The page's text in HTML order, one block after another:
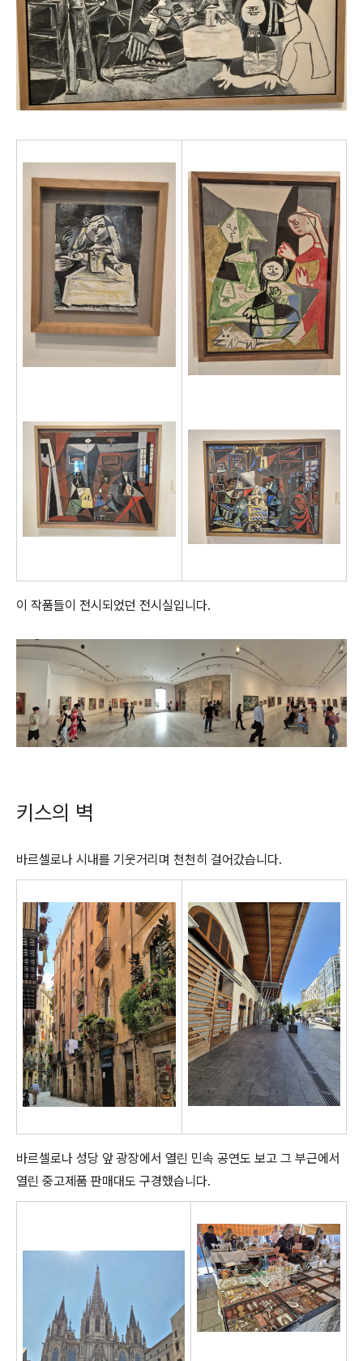
이 작품들이 전시되었던 전시실입니다.
키스의 벽
바르셀로나 시내를 기웃거리며 천천히 걸어갔습니다.
바르셀로나 성당 앞 광장에서 열린 민속 공연도 보고 그 부근에서
열린 중고제품 판매대도 구경했습니다.